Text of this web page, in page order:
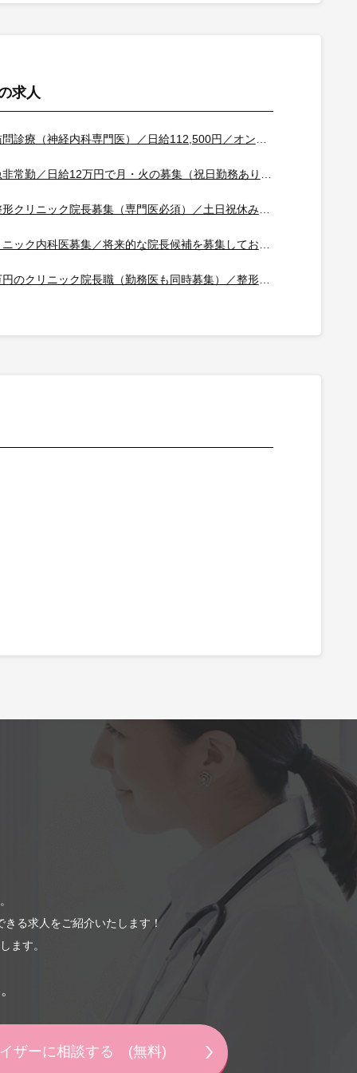
求人
＜年収2,700万円のクリニック院長職（勤務医も同時募集）／整形専門医必須／中原区のクリニック／外来のみで土日祝やお休みです◎＞
る求人をご紹介いたします！
ます。
ザーに相談する (無料)